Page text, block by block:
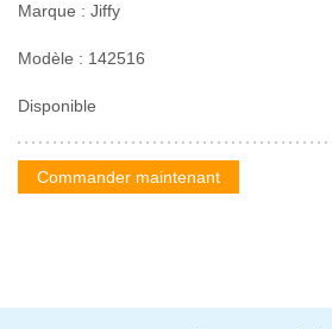
Marque : Jiffy
Modèle : 142516
Disponible
Commander maintenant